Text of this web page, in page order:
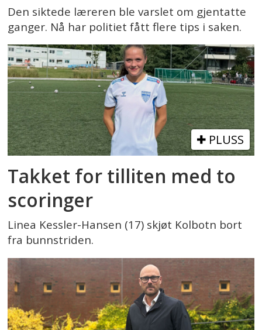
Den siktede læreren ble varslet om gjentatte
ganger. Nå har politiet fått flere tips i saken.
PLUSS
Takket for tilliten med to
scoringer
Linea Kessler-Hansen (17) skjøt Kolbotn bort
fra bunnstriden.